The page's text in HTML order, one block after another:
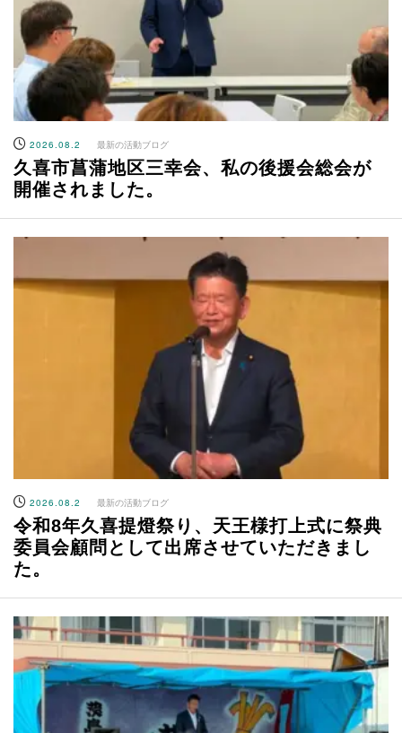
2026.08.2 最新の活動ブログ
久喜市菖蒲地区三幸会、私の後援会総会が
開催されました。
2026.08.2 最新の活動ブログ
令和8年久喜提燈祭り、天王様打上式に祭典
委員会顧問として出席させていただきまし
た。